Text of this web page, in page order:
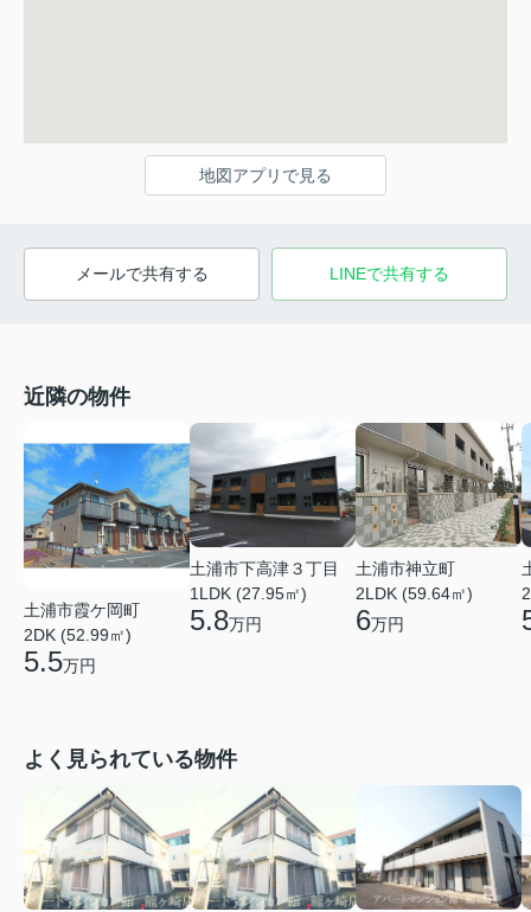
地図アプリで見る
メールで共有する LINEで共有する
近隣の物件
土浦市霞ケ岡町
2DK (52.99㎡)
5.5万円
土浦市下高津３丁目
1LDK (27.95㎡)
5.8万円
土浦市神立町
2LDK (59.64㎡)
6万円
よく見られている物件